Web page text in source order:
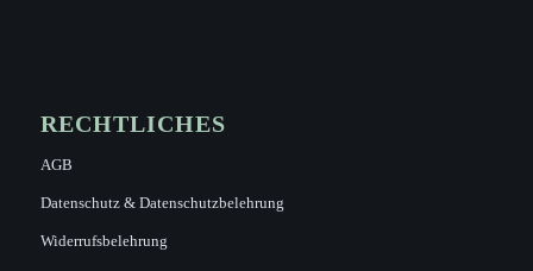
RECHTLICHES
AGB
Datenschutz & Datenschutzbelehrung
Widerrufsbelehrung